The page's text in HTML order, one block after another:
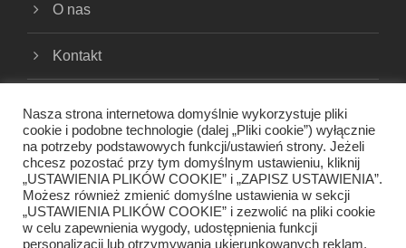
O nas
Kontakt
Polityka prywatności
Regulamin
Nasza strona internetowa domyślnie wykorzystuje pliki
cookie i podobne technologie (dalej „Pliki cookie”) wyłącznie
na potrzeby podstawowych funkcji/ustawień strony. Jeżeli
chcesz pozostać przy tym domyślnym ustawieniu, kliknij
„USTAWIENIA PLIKÓW COOKIE” i „ZAPISZ USTAWIENIA”.
Możesz również zmienić domyślne ustawienia w sekcji
„USTAWIENIA PLIKÓW COOKIE” i zezwolić na pliki cookie
w celu zapewnienia wygody, udostępnienia funkcji
personalizacji lub otrzymywania ukierunkowanych reklam.